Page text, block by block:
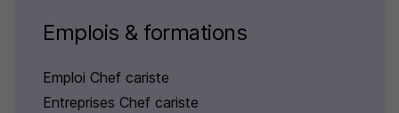
Emplois & formations
Emploi Chef cariste
Entreprises Chef cariste